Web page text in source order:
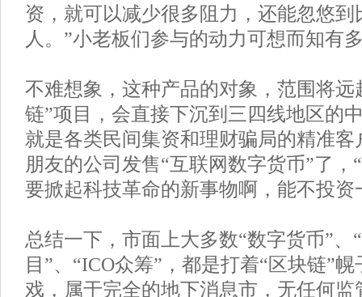
资，就可以减少很多阻力，还能忽悠到
人。”小老板们参与的动力可想而知有
不难想象，这种产品的对象，范围将远
链”项目，会直接下沉到三四线地区的
就是各类民间集资和理财骗局的精准
朋友的公司发售“互联网数字货币”了，
要掀起科技革命的新事物啊，能不投资
总结一下，市面上大多数“数字货币”、
目”、“ICO众筹”，都是打着“区块链”
戏，属于完全的地下消息市，无任何监